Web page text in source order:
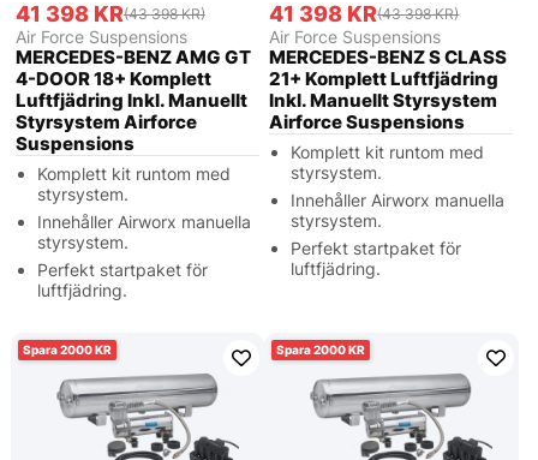
41 398 KR(43 398 KR)
Air Force Suspensions
MERCEDES-BENZ AMG GT
4-DOOR 18+ Komplett
Luftfjädring Inkl. Manuellt
Styrsystem Airforce
Suspensions
Komplett kit runtom med
styrsystem.
Innehåller Airworx manuella
styrsystem.
Perfekt startpaket för
luftfjädring.
41 398 KR(43 398 KR)
Air Force Suspensions
MERCEDES-BENZ S CLASS
21+ Komplett Luftfjädring
Inkl. Manuellt Styrsystem
Airforce Suspensions
Komplett kit runtom med
styrsystem.
Innehåller Airworx manuella
styrsystem.
Perfekt startpaket för
luftfjädring.
2000 2000